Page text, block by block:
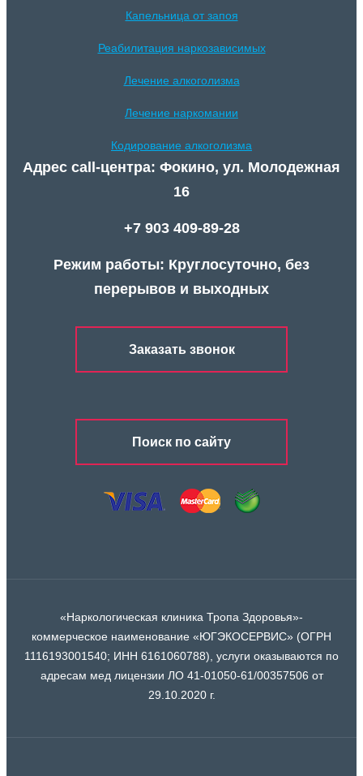
Капельница от запоя
Реабилитация наркозависимых
Лечение алкоголизма
Лечение наркомании
Кодирование алкоголизма
Адрес call-центра: Фокино, ул. Молодежная
16
+7 903 409-89-28
Режим работы: Круглосуточно, без
перерывов и выходных
Заказать звонок
Поиск по сайту
«Наркологическая клиника Тропа Здоровья»-
коммерческое наименование «ЮГЭКОСЕРВИС» (ОГРН
1116193001540; ИНН 6161060788), услуги оказываются по
адресам мед лицензии ЛО 41-01050-61/00357506 от
29.10.2020 г.